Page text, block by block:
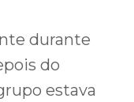
durante
do
estava